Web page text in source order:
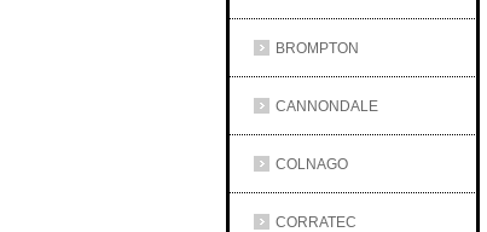
BROMPTON
CANNONDALE
COLNAGO
CORRATEC